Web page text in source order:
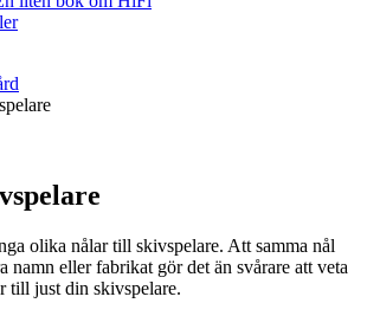
olika nålar till skivspelare. Att samma nål
namn eller fabrikat gör det än svårare att veta
till just din skivspelare.